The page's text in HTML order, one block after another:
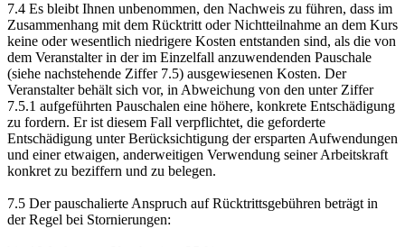
7.4 Es bleibt Ihnen unbenommen, den Nachweis zu führen, dass im
Zusammenhang mit dem Rücktritt oder Nichtteilnahme an dem Kurs
keine oder wesentlich niedrigere Kosten entstanden sind, als die von
dem Veranstalter in der im Einzelfall anzuwendenden Pauschale
(siehe nachstehende Ziffer 7.5) ausgewiesenen Kosten. Der
Veranstalter behält sich vor, in Abweichung von den unter Ziffer
7.5.1 aufgeführten Pauschalen eine höhere, konkrete Entschädigung
zu fordern. Er ist diesem Fall verpflichtet, die geforderte
Entschädigung unter Berücksichtigung der ersparten Aufwendungen
und einer etwaigen, anderweitigen Verwendung seiner Arbeitskraft
konkret zu beziffern und zu belegen.
7.5 Der pauschalierte Anspruch auf Rücktrittsgebühren beträgt in
der Regel bei Stornierungen: